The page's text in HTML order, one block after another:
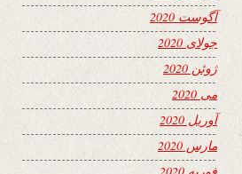
آگوست 2020
جولای 2020
ژوئن 2020
می 2020
آوریل 2020
مارس 2020